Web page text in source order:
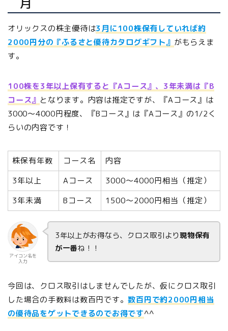
オリックスの株主優待は3月に100株保有していれば約
2000円分の『ふるさと優待カタログギフト』 がもらえま
す。
100株を3年以上保有すると『Aコース』、3年未満は『B
コース』 となります。内容は推定ですが、『Aコース』は
3000～4000円程度、『Bコース』は『Aコース』の1/2く
らいの内容です！
株保有年数 コース名
内容
3年以上
Aコース
3000～4000円相当（推定）
3年未満
Bコース 1500～2000円相当（推定）
アイコン名を
入力
3年以上がお得なら、クロス取引より現物保有
が一番ね！！
今回は、クロス取引はしませんでしたが、仮にクロス取引
した場合の手数料は数百円です。数百円で約2000円相当
の優待品をゲットできるのでお得です^^